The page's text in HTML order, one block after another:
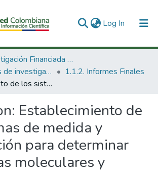
Log In (current)
1. Investigación Financiada con Recursos Públicos
1.1 Productos de investigación
1.1.2. Informes Finales
Establecimiento de los sistemas de medida y computación para determinar estructuras moleculares y cristalinas
Establecimiento de
de medida y
para determinar
moleculares y